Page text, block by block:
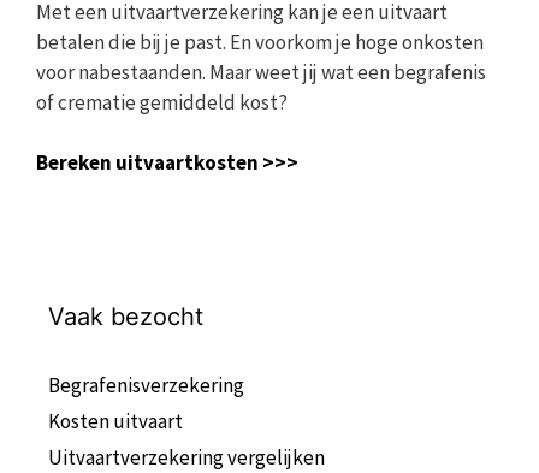
Met een uitvaartverzekering kan je een uitvaart
betalen die bij je past. En voorkom je hoge onkosten
voor nabestaanden. Maar weet jij wat een begrafenis
of crematie gemiddeld kost?
Bereken uitvaartkosten >>>
Vaak bezocht
Begrafenisverzekering
Kosten uitvaart
Uitvaartverzekering vergelijken